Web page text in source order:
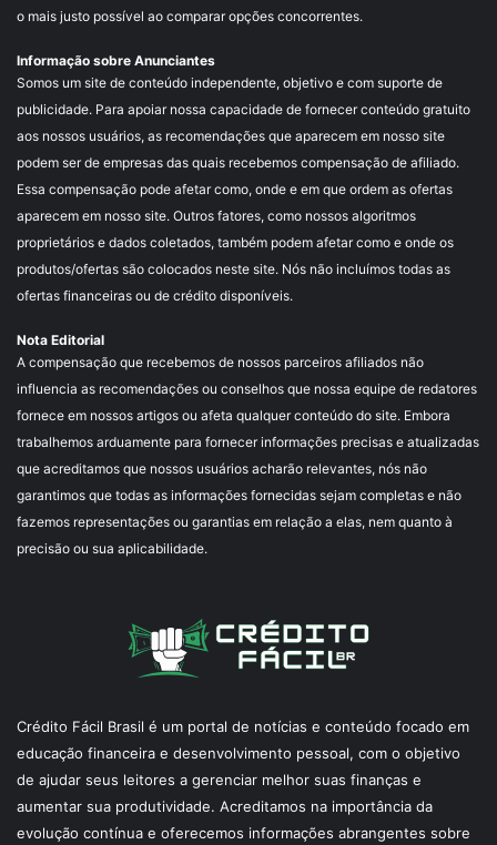
o mais justo possível ao comparar opções concorrentes.
Informação sobre Anunciantes
Somos um site de conteúdo independente, objetivo e com suporte de
publicidade. Para apoiar nossa capacidade de fornecer conteúdo gratuito
aos nossos usuários, as recomendações que aparecem em nosso site
podem ser de empresas das quais recebemos compensação de afiliado.
Essa compensação pode afetar como, onde e em que ordem as ofertas
aparecem em nosso site. Outros fatores, como nossos algoritmos
proprietários e dados coletados, também podem afetar como e onde os
produtos/ofertas são colocados neste site. Nós não incluímos todas as
ofertas financeiras ou de crédito disponíveis.
Nota Editorial
A compensação que recebemos de nossos parceiros afiliados não
influencia as recomendações ou conselhos que nossa equipe de redatores
fornece em nossos artigos ou afeta qualquer conteúdo do site. Embora
trabalhemos arduamente para fornecer informações precisas e atualizadas
que acreditamos que nossos usuários acharão relevantes, nós não
garantimos que todas as informações fornecidas sejam completas e não
fazemos representações ou garantias em relação a elas, nem quanto à
precisão ou sua aplicabilidade.
Crédito Fácil Brasil é um portal de notícias e conteúdo focado em
educação financeira e desenvolvimento pessoal, com o objetivo
de ajudar seus leitores a gerenciar melhor suas finanças e
aumentar sua produtividade. Acreditamos na importância da
evolução contínua e oferecemos informações abrangentes sobre